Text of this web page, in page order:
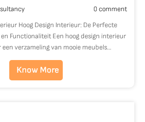
0 comment
Hoog Design Interieur: De Perfecte
en Functionaliteit Een hoog design interieur
een verzameling van mooie meubels…
Know More